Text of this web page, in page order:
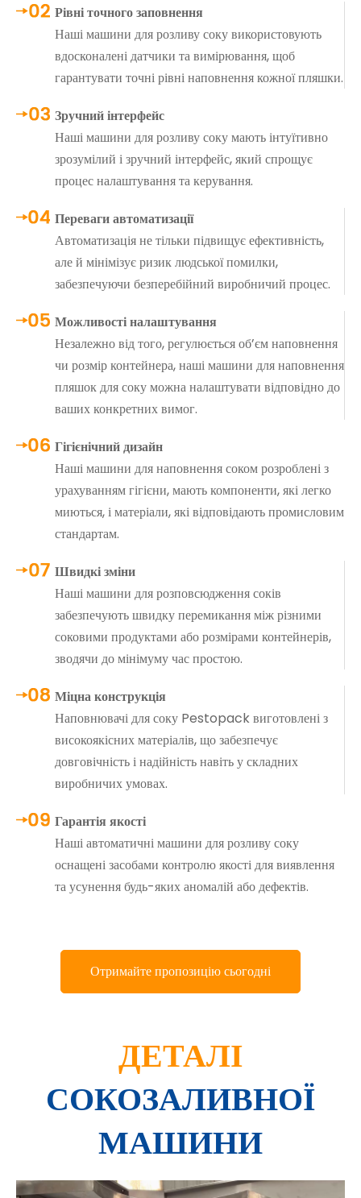
Рівні точного заповнення
Наші машини для розливу соку використовують
вдосконалені датчики та вимірювання, щоб
гарантувати точні рівні наповнення кожної пляшки.
Зручний інтерфейс
Наші машини для розливу соку мають інтуїтивно
зрозумілий і зручний інтерфейс, який спрощує
процес налаштування та керування.
Переваги автоматизації
Автоматизація не тільки підвищує ефективність,
але й мінімізує ризик людської помилки,
забезпечуючи безперебійний виробничий процес.
Можливості налаштування
Незалежно від того, регулюється об’єм наповнення
чи розмір контейнера, наші машини для наповнення
пляшок для соку можна налаштувати відповідно до
ваших конкретних вимог.
Гігієнічний дизайн
Наші машини для наповнення соком розроблені з
урахуванням гігієни, мають компоненти, які легко
миються, і матеріали, які відповідають промисловим
стандартам.
Швидкі зміни
Наші машини для розповсюдження соків
забезпечують швидку перемикання між різними
соковими продуктами або розмірами контейнерів,
зводячи до мінімуму час простою.
Міцна конструкція
Наповнювачі для соку Pestopack виготовлені з
високоякісних матеріалів, що забезпечує
довговічність і надійність навіть у складних
виробничих умовах.
Гарантія якості
Наші автоматичні машини для розливу соку
оснащені засобами контролю якості для виявлення
та усунення будь-яких аномалій або дефектів.
Отримайте пропозицію сьогодні
ДЕТАЛІ
СОКОЗАЛИВНОЇ
МАШИНИ